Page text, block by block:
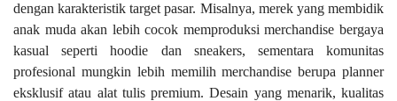
dengan karakteristik target pasar. Misalnya, merek yang membidik
anak muda akan lebih cocok memproduksi merchandise bergaya
kasual seperti hoodie dan sneakers, sementara komunitas
profesional mungkin lebih memilih merchandise berupa planner
eksklusif atau alat tulis premium. Desain yang menarik, kualitas